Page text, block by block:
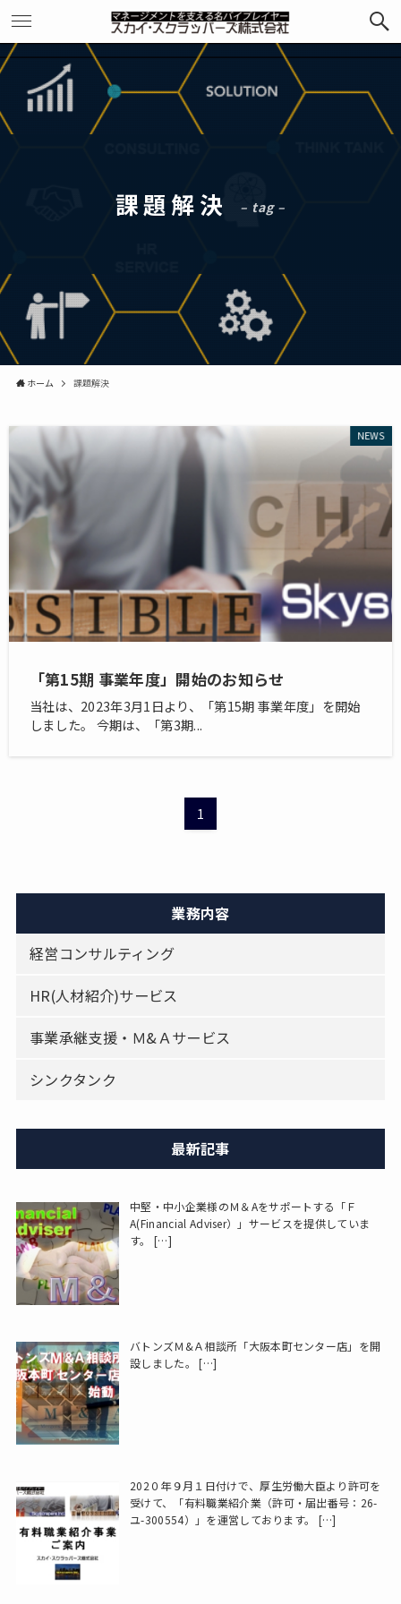
課題解決 – tag –
ホーム 課題解決
NEWS
「第15期 事業年度」開始のお知らせ
当社は、2023年3月1日より、「第15期 事業年度」を開始
しました。 今期は、「第3期...
1
業務内容
経営コンサルティング
HR(人材紹介)サービス
事業承継支援・Ｍ&Ａサービス
シンクタンク
最新記事
中堅・中小企業様のＭ＆Aをサポートする「Ｆ
A(Financial Adviser）」サービスを提供していま
す。
[…]
バトンズＭ&Ａ相談所「大阪本町センター店」を開
設しました。[…]
202０年９月１日付けで、厚生労働大臣より許可を
受けて、「有料職業紹介業（許可・届出番号：26-
ユ-300554）」を運営しております。
[…]